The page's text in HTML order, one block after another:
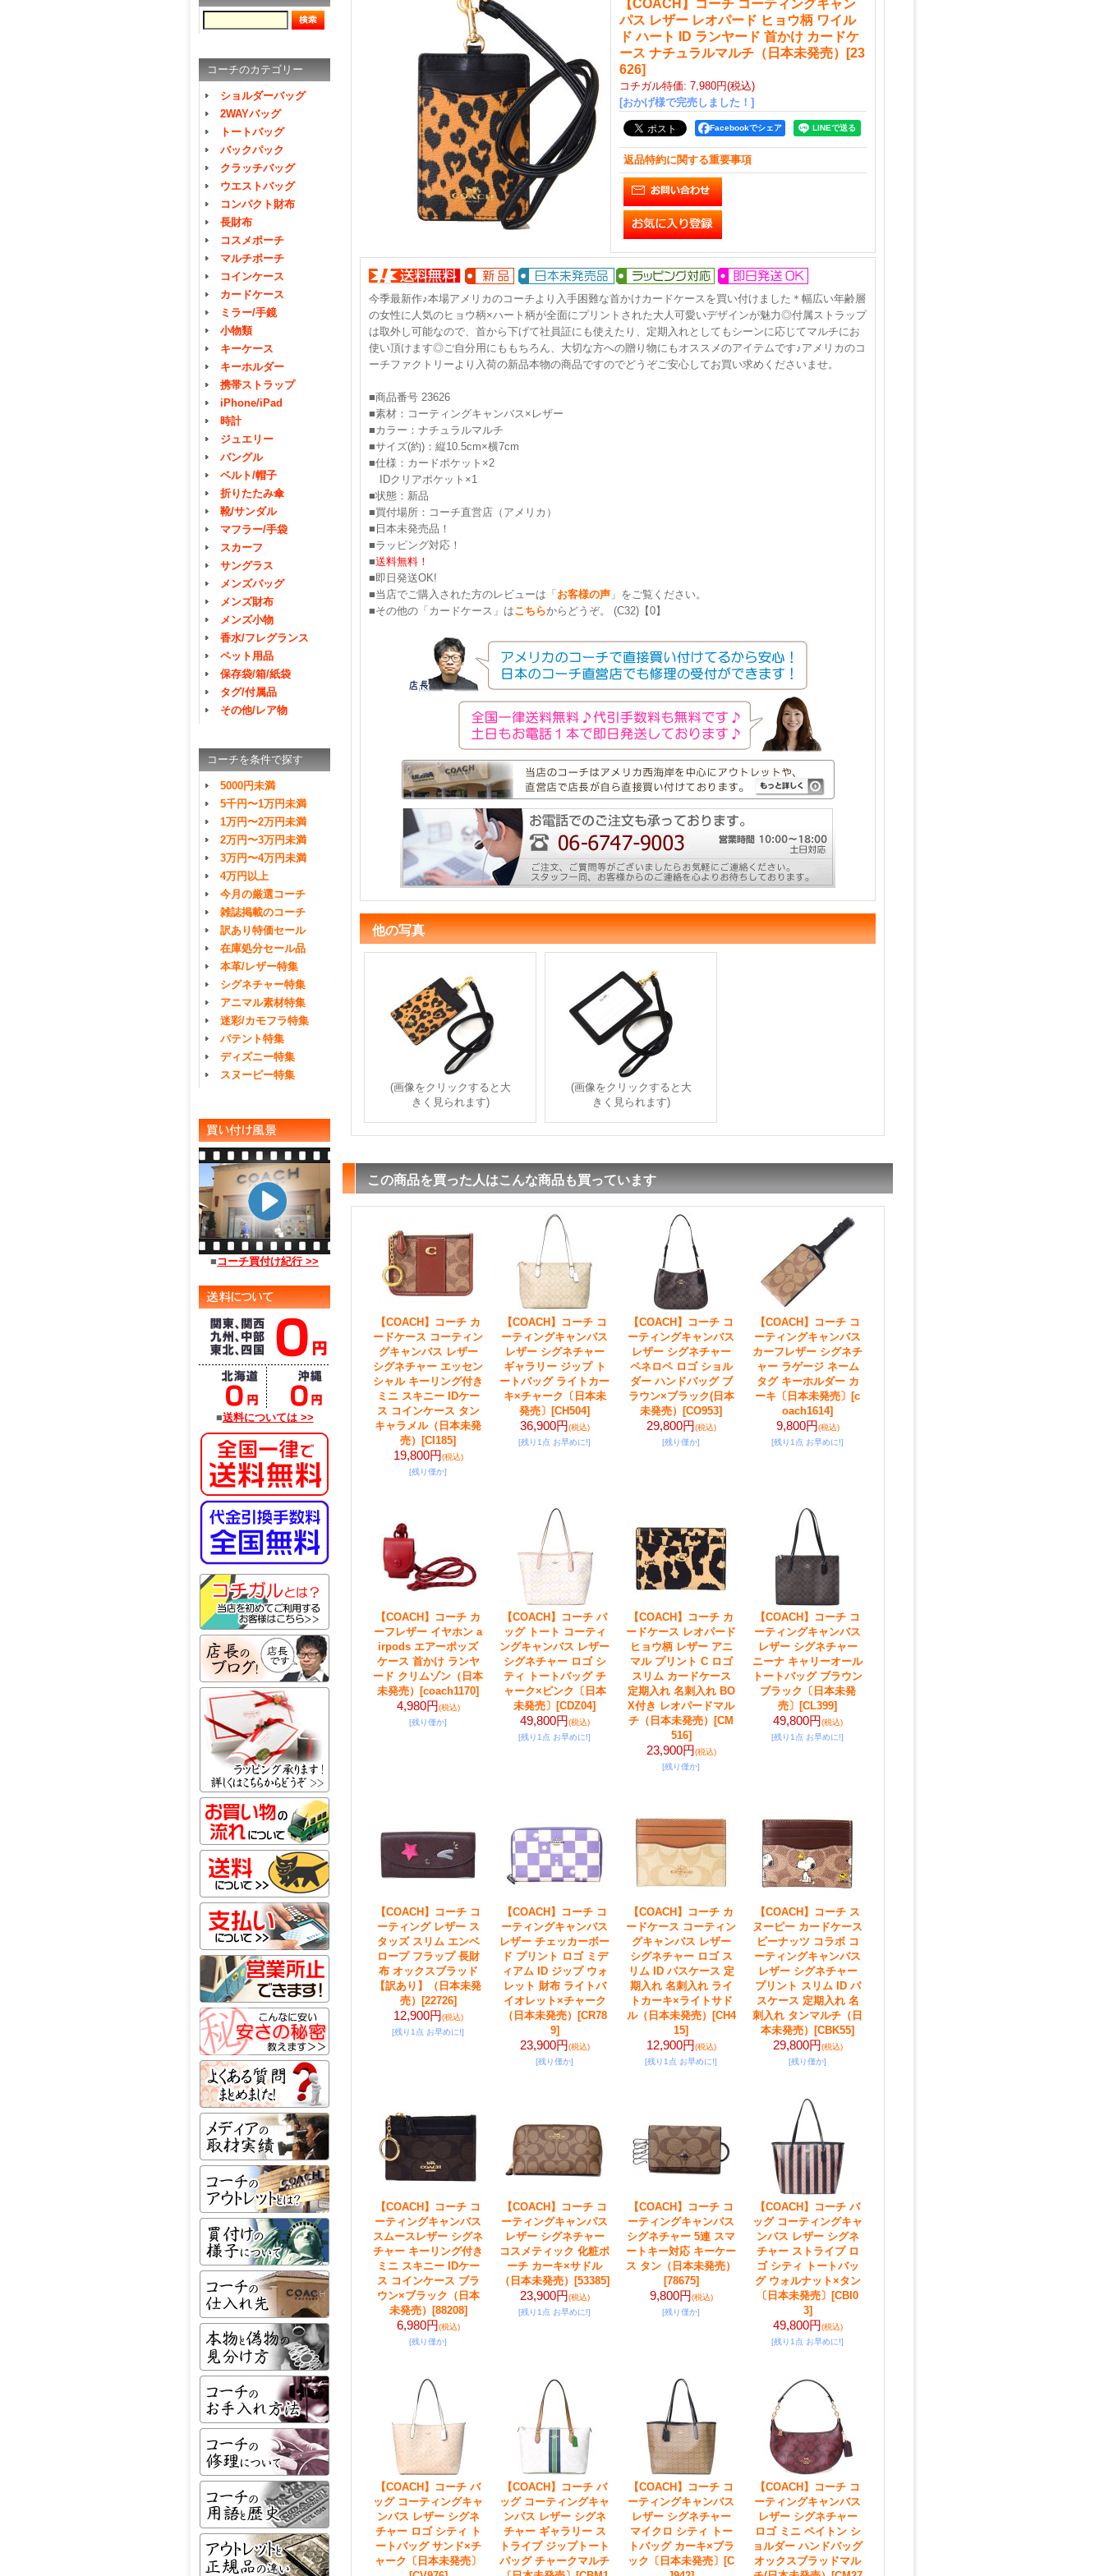
コーチのカテゴリー
ショルダーバッグ
2WAYバッグ
トートバッグ
バックパック
クラッチバッグ
ウエストバッグ
コンパクト財布
長財布
コスメポーチ
マルチポーチ
コインケース
カードケース
ミラー/手鏡
小物類
キーケース
キーホルダー
携帯ストラップ
iPhone/iPad
時計
ジュエリー
バングル
ベルト/帽子
折りたたみ傘
靴/サンダル
マフラー/手袋
スカーフ
サングラス
メンズバッグ
メンズ財布
メンズ小物
香水/フレグランス
ペット用品
保存袋/箱/紙袋
タグ/付属品
その他/レア物
コーチを条件で探す
5000円未満
5千円〜1万円未満
1万円〜2万円未満
2万円〜3万円未満
3万円〜4万円未満
4万円以上
今月の厳選コーチ
雑誌掲載のコーチ
訳あり特価セール
在庫処分セール品
本革/レザー特集
シグネチャー特集
アニマル素材特集
迷彩/カモフラ特集
パテント特集
ディズニー特集
スヌーピー特集
■ コーチ買付け紀行 >>
■送料については >>
【COACH】コーチ コーティングキャン
パス レザー レオパード ヒョウ柄 ワイル
ド ハート ID ランヤード 首かけ カードケ
ース ナチュラルマルチ（日本未発売）
[23
626]
コチガル特価: 7,980円(税込)
[おかげ様で完売しました！]
Facebookでシェア
返品特約に関する重要事項
今季最新作♪本場アメリカのコーチより入手困難な首かけカードケースを買い付けました＊幅広い年齢層
の女性に人気のヒョウ柄×ハート柄が全面にプリントされた大人可愛いデザインが魅力◎付属ストラップ
は取外し可能なので、首から下げて社員証にも使えたり、定期入れとしてもシーンに応じてマルチにお
使い頂けます◎ご自分用にももちろん、大切な方への贈り物にもオススメのアイテムです♪アメリカのコ
ーチファクトリーより入荷の新品本物の商品ですのでどうぞご安心してお買い求めくださいませ。
■商品番号 23626
■素材：コーティングキャンバス×レザー
■カラー：ナチュラルマルチ
■サイズ(約)：縦10.5cm×横7cm
■仕様：カードポケット×2
IDクリアポケット×1
■状態：新品
■買付場所：コーチ直営店（アメリカ）
■日本未発売品！
■ラッピング対応！
■送料無料！
■即日発送OK!
■当店でご購入された方のレビューは「 お客様の声 」をご覧ください。
■その他の「カードケース」はこちらからどうぞ。 (C32)【0】
他の写真
(画像をクリックすると大
きく見られます)
(画像をクリックすると大
きく見られます)
この商品を買った人はこんな商品も買っています
【COACH】コーチ カ
ードケース コーティン
グキャンバス レザー
シグネチャー エッセン
シャル キーリング付き
ミニ スキニー IDケー
ス コインケース タン
キャラメル（日本未発
売）
[CI185]
19,800円(税込)
[残り僅か]
【COACH】コーチ コ
ーティングキャンバス
レザー シグネチャー
ギャラリー ジップ ト
ートバッグ ライトカー
キ×チャーク〔日本未
発売〕 [CH504]
36,900円(税込)
[残り1点 お早めに!]
【COACH】コーチ コ
ーティングキャンバス
レザー シグネチャー
ペネロペ ロゴ ショル
ダー ハンドバッグ ブ
ラウン×ブラック(日本
未発売）
[CO953]
29,800円(税込)
[残り僅か]
【COACH】コーチ コ
ーティングキャンバス
カーフレザー シグネチ
ャー ラゲージ ネーム
タグ キーホルダー カ
ーキ〔日本未発売〕 [c
oach1614]
9,800円(税込)
[残り1点 お早めに!]
【COACH】コーチ カ
ーフレザー イヤホン a
irpods エアーポッズ
ケース 首かけ ランヤ
ード クリムゾン（日本
未発売）
[coach1170]
4,980円(税込)
[残り僅か]
【COACH】コーチ バ
ッグ トート コーティ
ングキャンバス レザー
シグネチャー ロゴ シ
ティ トートバッグ チ
ャーク×ピンク〔日本
未発売〕 [CDZ04]
49,800円(税込)
[残り1点 お早めに!]
【COACH】コーチ カ
ードケース レオパード
ヒョウ柄 レザー アニ
マル プリント C ロゴ
スリム カードケース
定期入れ 名刺入れ BO
X付き レオパードマル
チ（日本未発売）
[CM
516]
23,900円(税込)
[残り僅か]
【COACH】コーチ コ
ーティングキャンバス
レザー シグネチャー
ニーナ キャリーオール
トートバッグ ブラウン
ブラック〔日本未発
売〕 [CL399]
49,800円(税込)
[残り1点 お早めに!]
【COACH】コーチ コ
ーティング レザー ス
タッズ スリム エンベ
ロープ フラップ 長財
布 オックスブラッド
【訳あり】（日本未発
売）
[22726]
12,900円(税込)
[残り1点 お早めに!]
【COACH】コーチ コ
ーティングキャンバス
レザー チェッカーボー
ド プリント ロゴ ミデ
ィアム ID ジップ ウォ
レット 財布 ライトバ
イオレット×チャーク
（日本未発売）
[CR78
9]
23,900円(税込)
[残り僅か]
【COACH】コーチ カ
ードケース コーティン
グキャンバス レザー
シグネチャー ロゴ ス
リム ID パスケース 定
期入れ 名刺入れ ライ
トカーキ×ライトサド
ル（日本未発売）
[CH4
15]
12,900円(税込)
[残り1点 お早めに!]
【COACH】コーチ ス
ヌーピー カードケース
ピーナッツ コラボ コ
ーティングキャンバス
レザー シグネチャー
プリント スリム ID パ
スケース 定期入れ 名
刺入れ タンマルチ（日
本未発売）
[CBK55]
29,800円(税込)
[残り僅か]
【COACH】コーチ コ
ーティングキャンバス
スムースレザー シグネ
チャー キーリング付き
ミニ スキニー IDケー
ス コインケース ブラ
ウン×ブラック（日本
未発売）
[88208]
6,980円(税込)
[残り僅か]
【COACH】コーチ コ
ーティングキャンパス
レザー シグネチャー
コスメティック 化粧ポ
ーチ カーキ×サドル
（日本未発売）
[53385]
23,900円(税込)
[残り1点 お早めに!]
【COACH】コーチ コ
ーティングキャンバス
シグネチャー 5連 スマ
ートキー対応 キーケー
ス タン（日本未発売）
[78675]
9,800円(税込)
[残り僅か]
【COACH】コーチ バ
ッグ コーティングキャ
ンバス レザー シグネ
チャー ストライプ ロ
ゴ シティ トートバッ
グ ウォルナット×タン
〔日本未発売〕 [CBI0
3]
49,800円(税込)
[残り1点 お早めに!]
【COACH】コーチ バ
ッグ コーティングキャ
ンバス レザー シグネ
チャー ロゴ シティ ト
ートバッグ サンド×チ
ャーク〔日本未発売〕
【COACH】コーチ バ
ッグ コーティングキャ
ンパス レザー シグネ
チャー ギャラリー ス
トライプ ジップトート
バッグ チャークマルチ
【COACH】コーチ コ
ーティングキャンバス
レザー シグネチャー
マイクロ シティ トー
トバッグ カーキ×ブラ
ック〔日本未発売〕 [C
【COACH】コーチ コ
ーティングキャンバス
レザー シグネチャー
ロゴ ミニ ペイトン シ
ョルダー ハンドバッグ
オックスブラッドマル